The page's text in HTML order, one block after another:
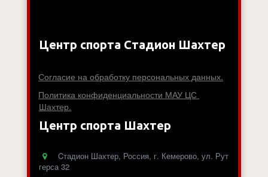
Центр спорта Стадион Шахтер
Согласие на обработку персональных данных.
Политика конфиденциальности МАУ ЦС
Шахтер.
Центр спорта Шахтер
Cтадион Шахтер, Россия, г. Кемерово, ул. Рут
герса 32